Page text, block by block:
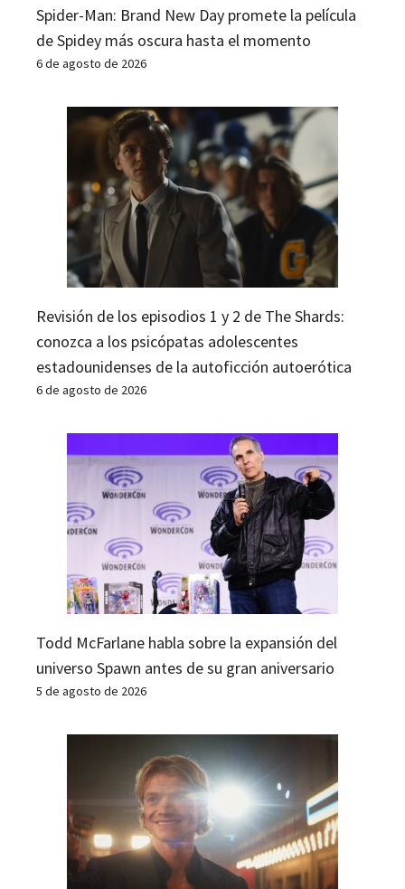
Spider-Man: Brand New Day promete la película
de Spidey más oscura hasta el momento
6 de agosto de 2026
Revisión de los episodios 1 y 2 de The Shards:
conozca a los psicópatas adolescentes
estadounidenses de la autoficción autoerótica
6 de agosto de 2026
Todd McFarlane habla sobre la expansión del
universo Spawn antes de su gran aniversario
5 de agosto de 2026